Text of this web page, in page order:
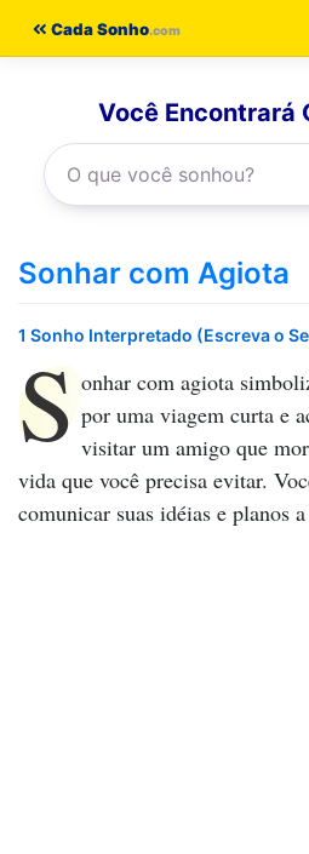
Cada Sonho
Você Encontrará
Sonhar com Agiota
1 Sonho Interpretado (Escreva o
S onhar com agiota
por uma viagem curta e
visitar um amigo que
vida que você precisa evitar.
comunicar suas idéias e planos